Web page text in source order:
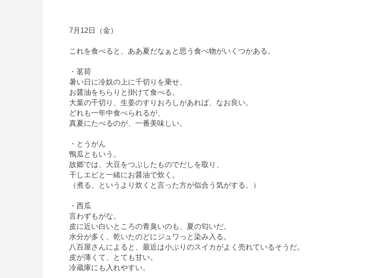
7月12日（金）
これを食べると、ああ夏だなぁと思う食べ物がいくつかある。
・茗荷
暑い日に冷奴の上に千切りを乗せ、
お醤油をちらりと掛けて食べる。
大葉の千切り、生姜のすりおろしがあれば、なお良い。
どれも一年中食べられるが、
真夏にたべるのが、一番美味しい。
・とうがん
鴨瓜ともいう。
故郷では、大豆をつぶしたものでだしを取り、
干しエビと一緒にお醤油で炊く。
（煮る、というより炊くと言った方が似合う気がする。）
・西瓜
言わずもがな。
皮に近い白いところの青臭いのも、夏の匂いだ。
水分が多く、乾いたのどにジュワっと染み入る。
八百屋さんによると、最近は小ぶりのスイカがよく売れているそうだ。
皮が薄くて、とても甘い。
冷蔵庫にも入れやすい。